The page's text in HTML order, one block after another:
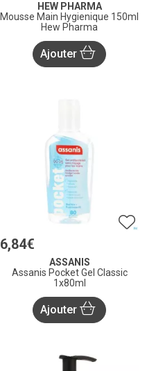
HEW PHARMA
Mousse Main Hygienique 150ml
Hew Pharma
Ajouter
6,84€
ASSANIS
Assanis Pocket Gel Classic
1x80ml
Ajouter